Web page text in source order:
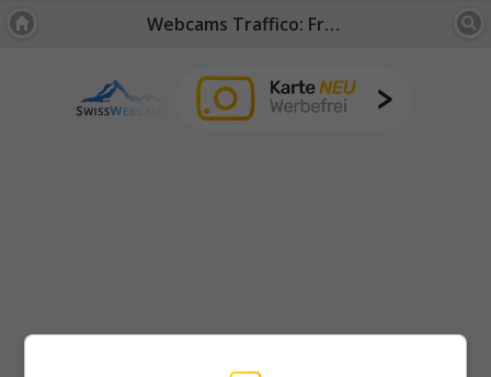
Webcams Traffico: Friburgo / Giura